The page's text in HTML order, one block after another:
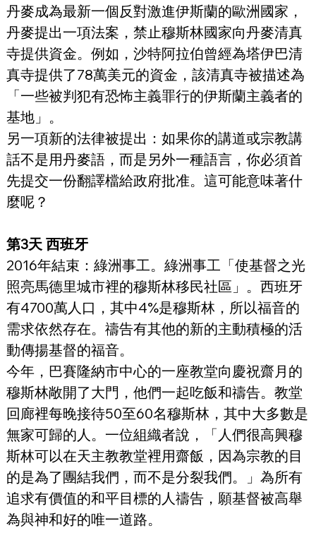
丹麥成為最新一個反對激進伊斯蘭的歐洲國家，
丹麥提出一項法案，禁止穆斯林國家向丹麥清真
寺提供資金。例如，沙特阿拉伯曾經為塔伊巴清
真寺提供了78萬美元的資金，該清真寺被描述為
「一些被判犯有恐怖主義罪行的伊斯蘭主義者的
基地」。
另一項新的法律被提出：如果你的講道或宗教講
話不是用丹麥語，而是另外一種語言，你必須首
先提交一份翻譯檔給政府批准。這可能意味著什
麼呢？
第3天 西班牙
2016年結束：綠洲事工。綠洲事工「使基督之光
照亮馬德里城市裡的穆斯林移民社區」。西班牙
有4700萬人口，其中4%是穆斯林，所以福音的
需求依然存在。禱告有其他的新的主動積極的活
動傳揚基督的福音。
今年，巴賽隆納市中心的一座教堂向慶祝齋月的
穆斯林敞開了大門，他們一起吃飯和禱告。教堂
回廊裡每晚接待50至60名穆斯林，其中大多數是
無家可歸的人。一位組織者說，「人們很高興穆
斯林可以在天主教教堂裡用齋飯，因為宗教的目
的是為了團結我們，而不是分裂我們。」為所有
追求有價值的和平目標的人禱告，願基督被高舉
為與神和好的唯一道路。